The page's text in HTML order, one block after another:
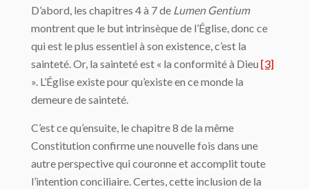
D’abord, les chapitres 4 à 7 de Lumen Gentium
montrent que le but intrinsèque de l’Église, donc ce
qui est le plus essentiel à son existence, c’est la
sainteté. Or, la sainteté est « la conformité à Dieu [3]
». L’Église existe pour qu’existe en ce monde la
demeure de sainteté.
C’est ce qu’ensuite, le chapitre 8 de la même
Constitution confirme une nouvelle fois dans une
autre perspective qui couronne et accomplit toute
l’intention conciliaire. Certes, cette inclusion de la